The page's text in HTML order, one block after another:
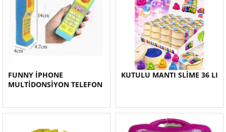
FUNNY İPHONE
MULTİDONSİYON TELEFON
KUTULU MANTI SLİME 36 LI